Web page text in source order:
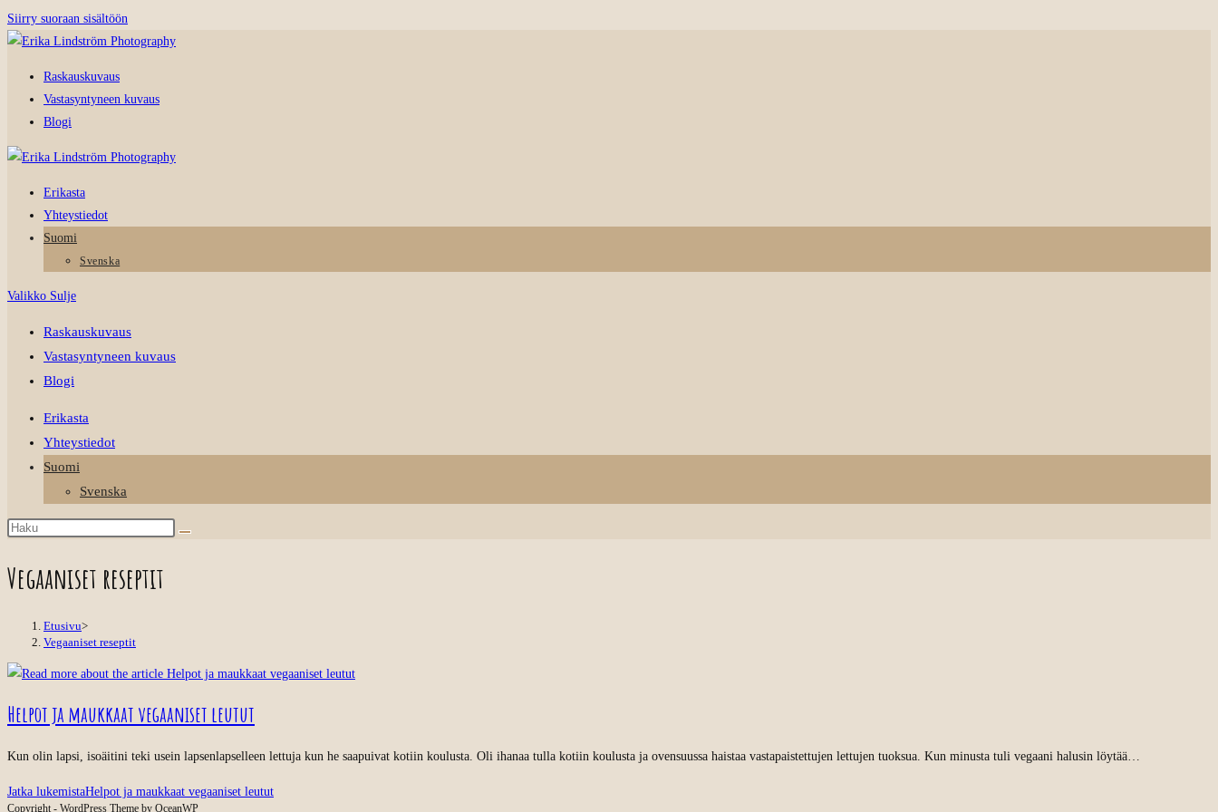
Siirry suoraan sisältöön
Raskauskuvaus
Vastasyntyneen kuvaus
Blogi
Erikasta
Yhteystiedot
Suomi
Svenska
Valikko Sulje
Raskauskuvaus
Vastasyntyneen kuvaus
Blogi
Erikasta
Yhteystiedot
Suomi
Svenska
Vegaaniset reseptit
Etusivu>
Vegaaniset reseptit
Helpot ja maukkaat vegaaniset leutut
Kun olin lapsi, isoäitini teki usein lapsenlapselleen lettuja kun he saapuivat kotiin koulusta. Oli ihanaa tulla kotiin koulusta ja ovensuussa haistaa vastapaistettujen lettujen tuoksua. Kun minusta tuli vegaani halusin löytää…
Jatka lukemistaHelpot ja maukkaat vegaaniset leutut
Copyright - WordPress Theme by OceanWP